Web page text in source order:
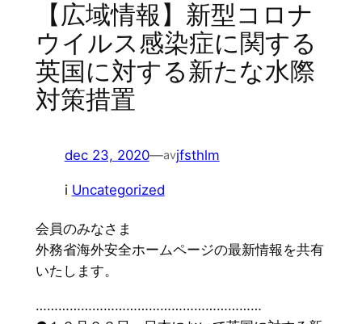
【広域情報】新型コロナ
ウイルス感染症に関する
英国に対する新たな水際
対策措置
dec 23, 2020—avjfsthlm
i Uncategorized
会員のみなさま
外務省海外安全ホームページの最新情報を共有
いたします。
……………………………………………………